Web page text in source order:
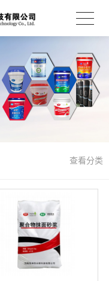
查看分类